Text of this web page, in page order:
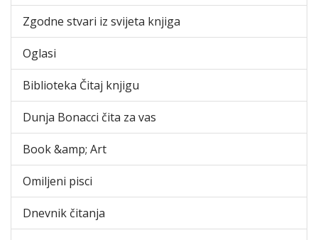
Zgodne stvari iz svijeta knjiga
Oglasi
Biblioteka Čitaj knjigu
Dunja Bonacci čita za vas
Book &amp; Art
Omiljeni pisci
Dnevnik čitanja